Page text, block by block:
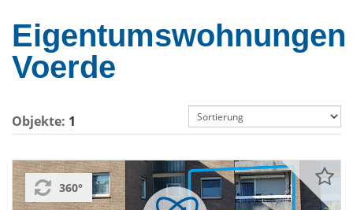
Eigentumswohnungen
Voerde
Objekte: 1
360°